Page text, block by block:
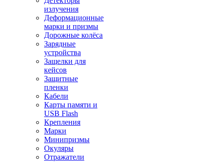
излучения
Деформационные
марки и призмы
Дорожные колёса
Зарядные
устройства
Защелки для
кейсов
Защитные
пленки
Кабели
Карты памяти и
USB Flash
Крепления
Марки
Минипризмы
Окуляры
Отражатели